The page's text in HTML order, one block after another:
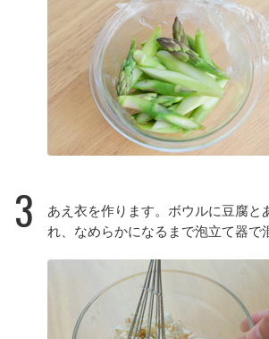
3
あえ衣を作ります。ボウルに豆腐と
れ、なめらかになるまで泡立て器で